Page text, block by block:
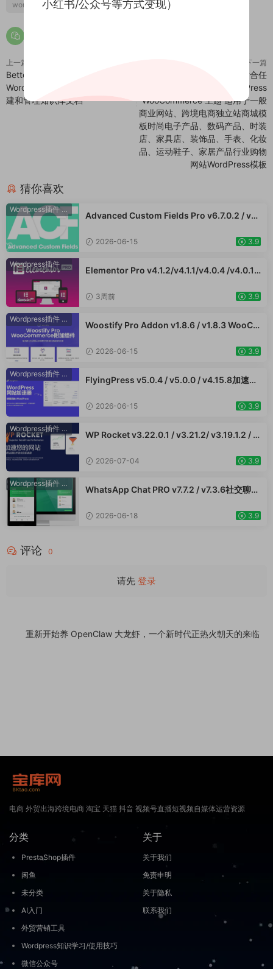
wordpress电商插件 elementorism landing pages
上一篇
BetterDocs Pro v3.4.11
WordPress知识库插件 汉化版 创
建和管理知识库文档
下一篇
Astra Pro Addon v4.8.10适合任
何网站的完美主题 WordPress
WooCommerce 主题 适用于一般
商业网站、跨境电商独立站商城模
板时尚电子产品、数码产品、时装
店、家具店、装饰品、手表、化妆
品、运动鞋子、家居产品行业购物
网站WordPress模板
猜你喜欢
Wordpress插件· WooCommerce插件
Advanced Custom Fields Pro v6.7.0.2 / v6.
12 高级自定义字段专业版Wordpress插件AC
2026-06-15 3.9
Wordpress插件
Elementor Pro v4.1.2/v4.1.1/v4.0.4 /v4.0.1 /
/ v3.29.2 / v3.29.1 / v3.29.0 / v3.28.x /3.27.
式主题模板编辑生成器 公司主题模板外贸跨境
3周前 3.9
Wordpress插件 WooCommerce插件
Woostify Pro Addon v1.8.6 / v1.8.3 WooCo
好的性能和更高的转化率 外贸跨境电商插件
2026-06-15 3.9
Wordpress插件 WooCommerce插件
FlyingPress v5.0.4 / v5.0.0 / v4.15.8加速W
WooCommerce跨境电商市场独立站应用
2026-06-15 3.9
Wordpress插件 WooCommerce插件
WP Rocket v3.22.0.1 / v3.21.2/ v3.19.1.2 / v
Commerce跨境电商市场独立站网页提速应用
2026-07-04 3.9
Wordpress插件 WooCommerce插件
WhatsApp Chat PRO v7.7.2 / v7.3.6社交聊天
插件直接与用户对话提升客户服务
2026-06-18 3.9
评论 0
请先 登录
重新开始养 OpenClaw 大龙虾，一个新时代正热火朝天的来临
电商 外贸出海跨境电商 淘宝 天猫 抖音 视频号直播短视频自媒体运营资源
分类
PrestaShop插件
闲鱼
未分类
AI入门
外贸营销工具
Wordpress知识学习/使用技巧
微信公众号
关于
关于我们
免责申明
关于隐私
联系我们
小红书/公众号等方式变现）